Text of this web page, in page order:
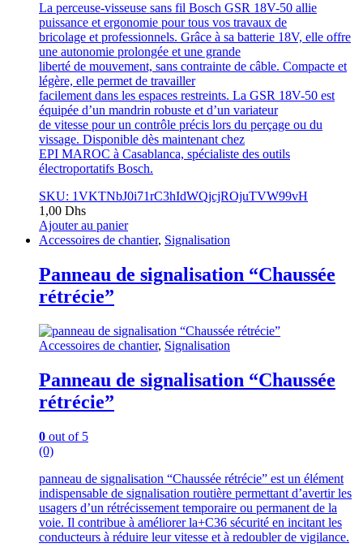
La perceuse-visseuse sans fil Bosch GSR 18V-50 allie
puissance et ergonomie pour tous vos travaux de
bricolage et professionnels. Grâce à sa batterie 18V, elle offre
une autonomie prolongée et une grande
liberté de mouvement, sans contrainte de câble. Compacte et
légère, elle permet de travailler
facilement dans les espaces restreints. La GSR 18V-50 est
équipée d’un mandrin robuste et d’un variateur
de vitesse pour un contrôle précis lors du perçage ou du
vissage. Disponible dès maintenant chez
EPI MAROC à Casablanca, spécialiste des outils
électroportatifs Bosch.
SKU: 1VKTNbJ0i71rC3hIdWQjcjROjuTVW99vH
1,00 Dhs
Ajouter au panier
Accessoires de chantier, Signalisation
Panneau de signalisation “Chaussée
rétrécie”
Accessoires de chantier, Signalisation
Panneau de signalisation “Chaussée
rétrécie”
0 out of 5
(0)
panneau de signalisation “Chaussée rétrécie” est un élément
indispensable de signalisation routière permettant d’avertir les
usagers d’un rétrécissement temporaire ou permanent de la
voie. Il contribue à améliorer la+C36 sécurité en incitant les
conducteurs à réduire leur vitesse et à redoubler de vigilance.